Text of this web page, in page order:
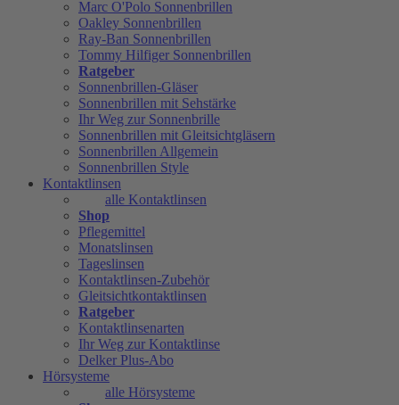
Marc O'Polo Sonnenbrillen
Oakley Sonnenbrillen
Ray-Ban Sonnenbrillen
Tommy Hilfiger Sonnenbrillen
Ratgeber
Sonnenbrillen-Gläser
Sonnenbrillen mit Sehstärke
Ihr Weg zur Sonnenbrille
Sonnenbrillen mit Gleitsichtgläsern
Sonnenbrillen Allgemein
Sonnenbrillen Style
Kontaktlinsen
alle Kontaktlinsen
Shop
Pflegemittel
Monatslinsen
Tageslinsen
Kontaktlinsen-Zubehör
Gleitsichtkontaktlinsen
Ratgeber
Kontaktlinsenarten
Ihr Weg zur Kontaktlinse
Delker Plus-Abo
Hörsysteme
alle Hörsysteme